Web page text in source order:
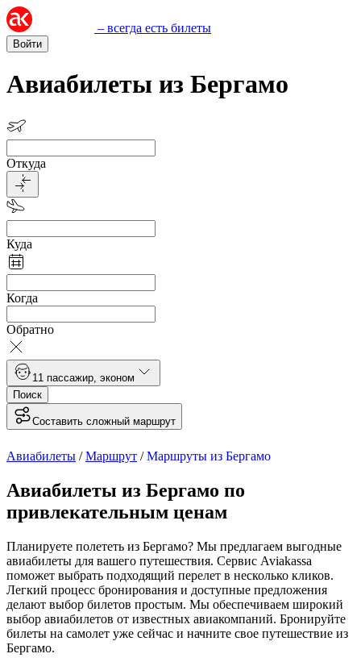
– всегда есть билеты
Войти
Авиабилеты из Бергамо
Откуда
Куда
Когда
Обратно
1 1 пассажир эконом
Поиск
Составить сложный маршрут
Авиабилеты /Маршрут /Маршруты из Бергамо
Авиабилеты из Бергамо по
привлекательным ценам
Планируете полететь из Бергамо? Мы предлагаем выгодные
авиабилеты для вашего путешествия. Сервис Aviakassa
поможет выбрать подходящий перелет в несколько кликов.
Легкий процесс бронирования и доступные предложения
делают выбор билетов простым. Мы обеспечиваем широкий
выбор авиабилетов от известных авиакомпаний. Бронируйте
билеты на самолет уже сейчас и начните свое путешествие из
Бергамо.